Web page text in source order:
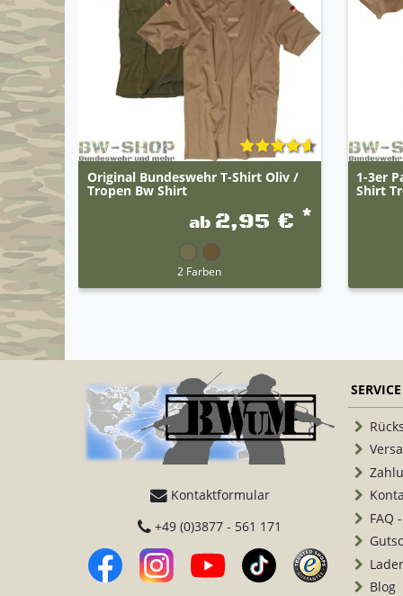
Original Bundeswehr T-Shirt Oliv /
Tropen Bw Shirt
ab 2,95 € *
2 Farben
1-3er
Shirt
Kontaktformular
+49 (0)3877 - 561 171
SERVICE
FAQ
Blog